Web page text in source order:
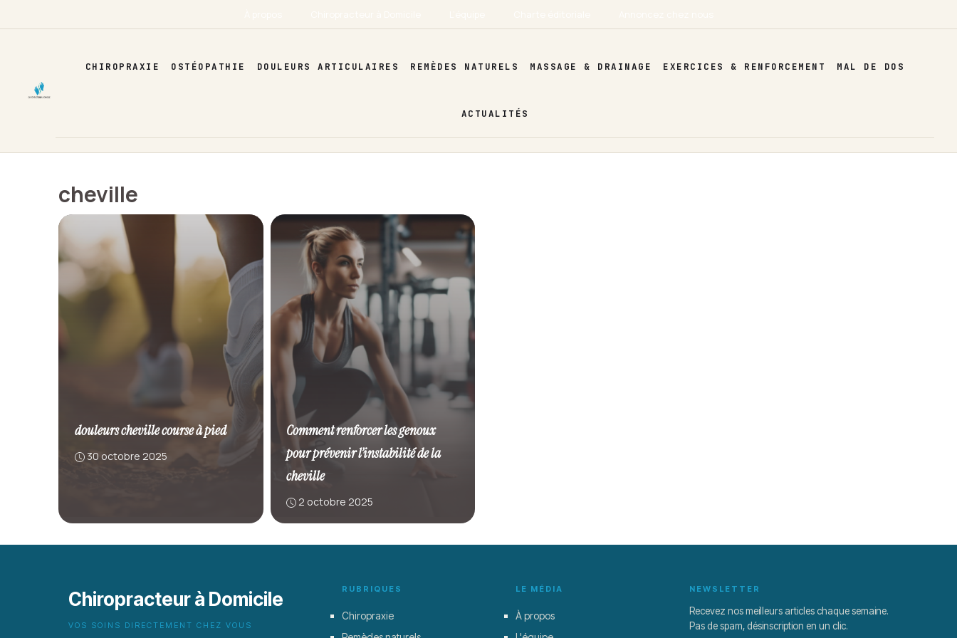
au
CHIROPRAXIE OSTÉOPATHIE DOULEURS ARTICULAIRES REMÈDES NATURELS MASSAGE & DRAINAGE EXERCICES & RENFORCEMENT MAL DE DOS
ACTUALITÉS
cheville
douleurs cheville course à pied
30 octobre 2025
Comment renforcer les genoux
pour prévenir l’instabilité de la
cheville
2 octobre 2025
Chiropracteur à Domicile
VOS SOINS DIRECTEMENT CHEZ VOUS
RUBRIQUES
Chiropraxie
LE MÉDIA
À propos
NEWSLETTER
Recevez nos meilleurs articles chaque semaine.
Pas de spam, désinscription en un clic.